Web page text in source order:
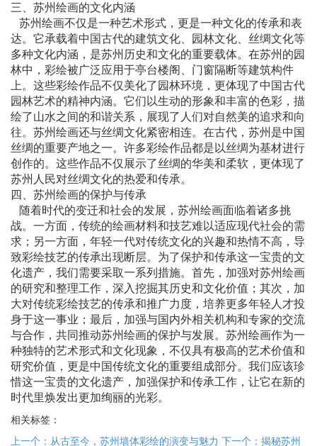
三、苏州绘画的文化内涵
苏州绘画不仅是一种艺术形式，更是一种文化的传承和表
达。它承载着中国古代的建筑文化、园林文化、丝绸文化等
多种文化内涵，是苏州历史和文化的重要载体。在苏州的园
林中，彩绘被广泛应用于亭台楼阁、门窗隔断等建筑构件
上。这些彩绘作品不仅美化了园林环境，更体现了中国古代
园林艺术的精神内涵。它们以生动的形象和丰富的色彩，描
绘了山水之间的和谐关系，展现了人们对自然美的追求和向
往。苏州绘画还与丝绸文化紧密相连。在古代，苏州是中国
丝绸的重要产地之一。许多彩绘作品都是以丝绸为基材进行
创作的。这些作品不仅展示了丝绸的华美和柔软，更体现了
苏州人民对丝绸文化的热爱和传承。
四、苏州绘画的保护与传承
随着时代的变迁和社会的发展，苏州绘画面临着诸多挑
战。一方面，传统的绘画材料和技艺难以适应现代社会的需
求；另一方面，年轻一代对传统文化的兴趣和热情不高，导
致彩绘技艺的传承出现断层。为了保护和传承这一宝贵的文
化遗产，我们需要采取一系列措施。首先，加强对苏州绘画
的研究和整理工作，深入挖掘其历史和文化价值；其次，加
大对传统彩绘技艺的传承和推广力度，培养更多年轻人才投
身于这一事业；最后，加强与国内外相关机构和专家的交流
与合作，共同推动苏州绘画的保护与发展。苏州绘画作为一
种独特的艺术形式和文化现象，不仅具有极高的艺术价值和
研究价值，更是中国传统文化的重要组成部分。我们应该珍
惜这一宝贵的文化遗产，加强保护和传承工作，让它在新的
时代里焕发出更加绚丽的光彩。
相关标签：
上一个：从古至今，苏州墙体彩绘的演变与魅力 下一个：揭秘苏州